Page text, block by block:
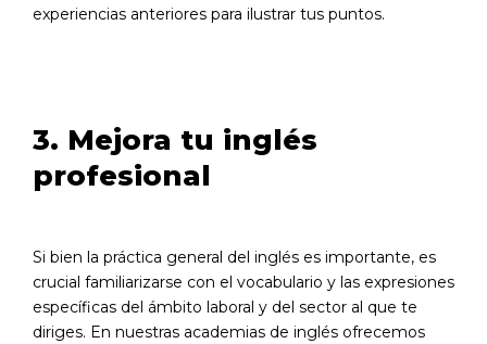
experiencias anteriores para ilustrar tus puntos.
3. Mejora tu inglés
profesional
Si bien la práctica general del inglés es importante, es
crucial familiarizarse con el vocabulario y las expresiones
específicas del ámbito laboral y del sector al que te
diriges. En nuestras academias de inglés ofrecemos